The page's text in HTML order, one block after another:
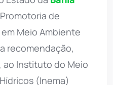
de
Meio Ambiente
recomendação,
Instituto do Meio
(Inema)